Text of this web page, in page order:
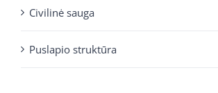
Civilinė sauga
Puslapio struktūra